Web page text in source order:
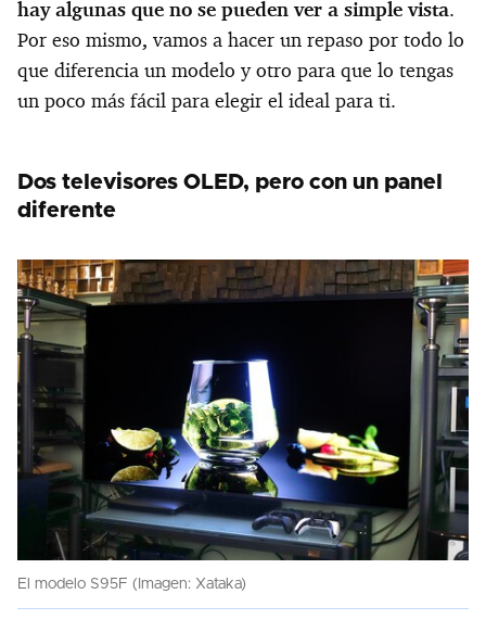
hay algunas que no se pueden ver a simple vista.
Por eso mismo, vamos a hacer un repaso por todo lo
que diferencia un modelo y otro para que lo tengas
un poco más fácil para elegir el ideal para ti.
Dos televisores OLED, pero con un panel
diferente
El modelo S95F (Imagen: Xataka)